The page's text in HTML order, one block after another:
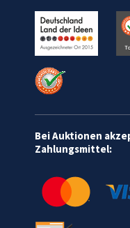
Bei Auktionen
Zahlungsmittel: